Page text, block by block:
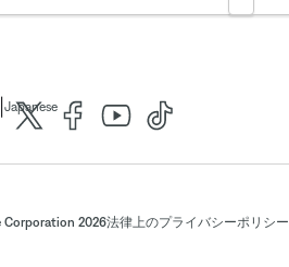
Japanese
2026法律上のプライバシーポリシー